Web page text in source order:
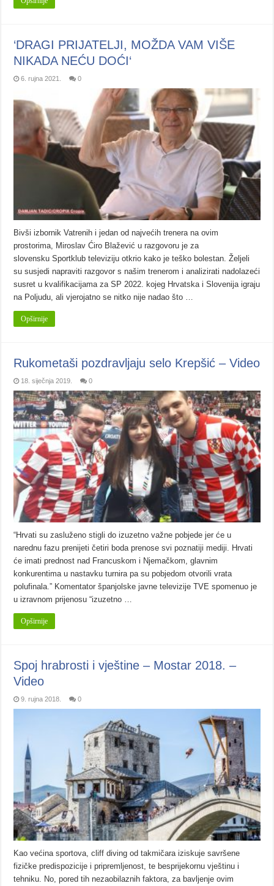
‘DRAGI PRIJATELJI, MOŽDA VAM VIŠE
NIKADA NEĆU DOĆI‘
6. rujna 2021. 0
Bivši izbornik Vatrenih i jedan od najvećih trenera na ovim
prostorima, Miroslav Ćiro Blažević u razgovoru je za
slovensku Sportklub televiziju otkrio kako je teško bolestan. Željeli
su susjedi napraviti razgovor s našim trenerom i analizirati nadolazeći
susret u kvalifikacijama za SP 2022. kojeg Hrvatska i Slovenija igraju
na Poljudu, ali vjerojatno se nitko nije nadao što …
Opširnije
Rukometaši pozdravljaju selo Krepšić – Video
18. siječnja 2019. 0
“Hrvati su zasluženo stigli do izuzetno važne pobjede jer će u
narednu fazu prenijeti četiri boda prenose svi poznatiji mediji. Hrvati
će imati prednost nad Francuskom i Njemačkom, glavnim
konkurentima u nastavku turnira pa su pobjedom otvorili vrata
polufinala.” Komentator španjolske javne televizije TVE spomenuo je
u izravnom prijenosu “izuzetno …
Opširnije
Spoj hrabrosti i vještine – Mostar 2018. –
Video
9. rujna 2018. 0
Kao većina sportova, cliff diving od takmičara iziskuje savršene
fizičke predispozicije i pripremljenost, te besprijekornu vještinu i
tehniku. No, pored tih nezaobilaznih faktora, za bavljenje ovim